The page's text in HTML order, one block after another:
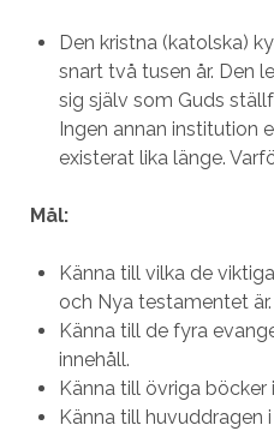
Den kristna (katolska)
snart två tusen år. Den
sig själv som Guds
Ingen annan institution
existerat lika länge.
Mål:
Känna till vilka de
och Nya testamentet är.
Känna till de fyra
innehåll.
Känna till övriga
Känna till huvuddragen